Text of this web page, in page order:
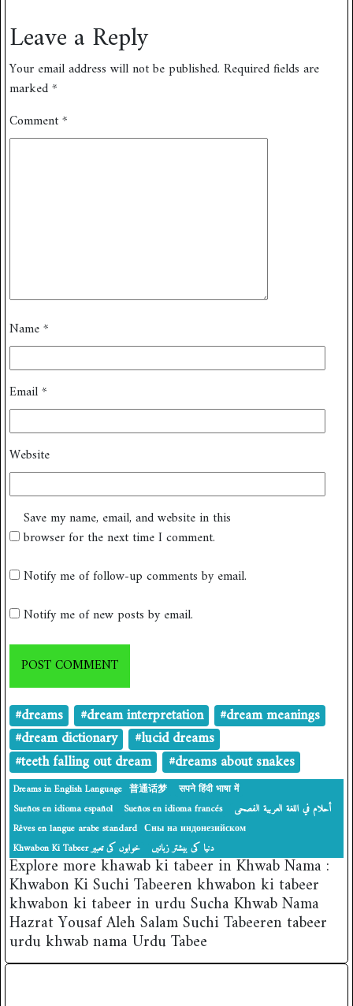
Leave a Reply
Your email address will not be published. Required fields are
marked*
Comment*
Name*
Email*
Website
Save my name, email, and website in this
browser for the next time I comment.
Notify me of follow-up comments by email.
Notify me of new posts by email.
#dreams #dream interpretation
#dream meanings
#dream dictionary
#lucid dreams
#teeth falling out dream
#dreams about snakes
Dreams in English Language 普通话梦
सपने हिंदी भाषा में
Sueños en idioma español
Sueños en idioma francés
أحلام في اللغة العربية الفصحى
Rêves en langue arabe standard Сны на индонезийском
‎Khwabon Ki Tabeer خوابوں کی تعبیر
دنیا کی بیشتر زبانیں
Explore more khawab ki tabeer in Khwab Nama :
Khwabon Ki Suchi Tabeeren khwabon ki tabeer
khwabon ki tabeer in urdu Sucha Khwab Nama
Hazrat Yousaf Aleh Salam Suchi Tabeeren tabeer
urdu khwab nama Urdu Tabee